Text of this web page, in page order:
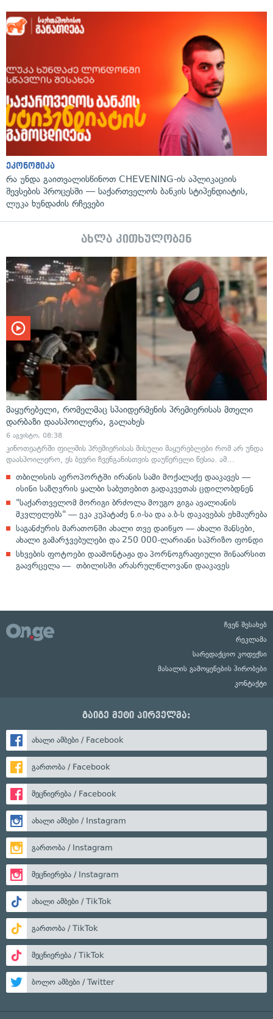
ეკონომიკა
რა უნდა გაითვალისწინოთ CHEVENING-ის აპლიკაციის
შევსების პროცესში — საქართველოს ბანკის სტიპენდიატის,
ლუკა ხუნდაძის რჩევები
ახლა კითხულობენ
მაყურებელი, რომელმაც სპაიდერმენის პრემიერისას მთელი
დარბაზი დაასპოილერა, გალახეს
6 აგვისტო, 08:38
კინოთეატრში ფილმის პრემიერისას მისული მაყურებლები რომ არ უნდა
დაასპოილერო, ეს ბევრი ჩვენგანისთვის დაუწერელი წესია. ამ…
თბილისის აეროპორტში ირანის სამი მოქალაქე დააკავეს —
ისინი საზღვრის ყალბი საბუთებით გადაკვეთას ცდილობდნენ
"საქართველომ მორიგი ბრძოლა მოუგო გიგა ავალიანის
მკვლელებს" — ეკა კუპატაძე ნ.ი-სა და ა.ბ-ს დაკავებას ეხმაურება
საგანძურის მარათონში ახალი თვე დაიწყო — ახალი შანსები,
ახალი გამარჯვებულები და 250 000-ლარიანი საპრიზო ფონდი
სხვების ფოტოები დაამონტაჟა და პორნოგრაფიული შინაარსით
გაავრცელა — თბილისში არასრულწლოვანი დააკავეს
ჩვენ შესახებ
რეკლამა
სარედაქციო კოდექსი
მასალის გამოყენების პირობები
კონტაქტი
გაიგე მეტი პირველმა:
ახალი ამბები / Facebook
გართობა / Facebook
მეცნიერება / Facebook
ახალი ამბები / Instagram
გართობა / Instagram
მეცნიერება / Instagram
ახალი ამბები / TikTok
გართობა / TikTok
მეცნიერება / TikTok
ბოლო ამბები / Twitter